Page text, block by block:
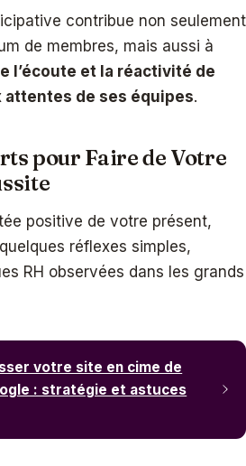
contribue non seulement
de membres, mais aussi à
l’écoute et la réactivité de
attentes de ses équipes.
pour Faire de Votre
positive de votre présent,
réflexes simples,
RH observées dans les grands
votre site en cime de
: stratégie et astuces